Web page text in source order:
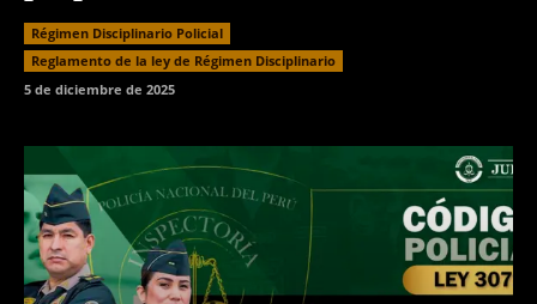
Régimen Disciplinario Policial
⁠Reglamento de la ley de Régimen Disciplinario
5 de diciembre de 2025